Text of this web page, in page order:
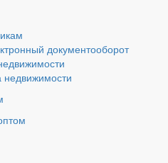
документооборот